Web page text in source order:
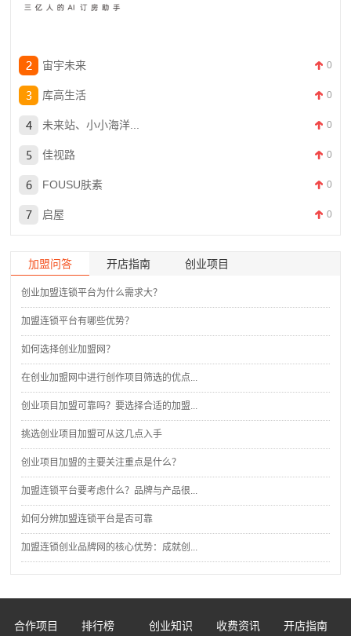
库高生活 0
未来站、小小海洋... 0
佳视路 0
FOUSU肤素 0
启屋 0
创业加盟连锁平台为什么需求大？
加盟连锁平台有哪些优势？
如何选择创业加盟网？
在创业加盟网中进行创作项目筛选的优点...
创业项目加盟可靠吗？要选择合适的加盟...
挑选创业项目加盟可从这几点入手
创业项目加盟的主要关注重点是什么？
加盟连锁平台要考虑什么？品牌与产品很...
如何分辨加盟连锁平台是否可靠
加盟连锁创业品牌网的核心优势：成就创...
创业项目
创业人物 创业公司 关于我们 联系方式